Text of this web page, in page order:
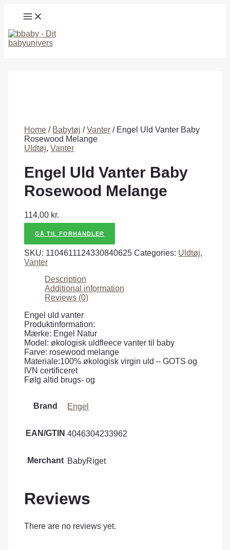
MAIN
MENU
Home / Babytøj /Vanter / Engel Uld Vanter Baby
Rosewood Melange
Uldtøj,Vanter
Engel Uld Vanter Baby
Rosewood Melange
114,00 kr.
GÅ TIL FORHANDLER
SKU: 1104611124330840625 Categories: Uldtøj,
Vanter
Description
Additional information
Reviews (0)
Engel uld vanter
Produktinformation:
Mærke: Engel Natur
Model: økologisk uldfleece vanter til baby
Farve: rosewood melange
Materiale:100% økologisk virgin uld – GOTS og
IVN certificeret
Følg altid brugs- og
Brand Engel
EAN/GTIN 4046304233962
Merchant BabyRiget
Reviews
There are no reviews yet.